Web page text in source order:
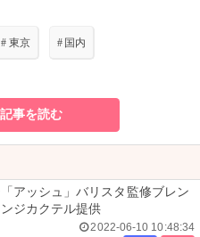
# 東京 # 国内
事を読む
アッシュ」バリスタ監修ブレン
ジカクテル提供
2022-06-10 10:48:34